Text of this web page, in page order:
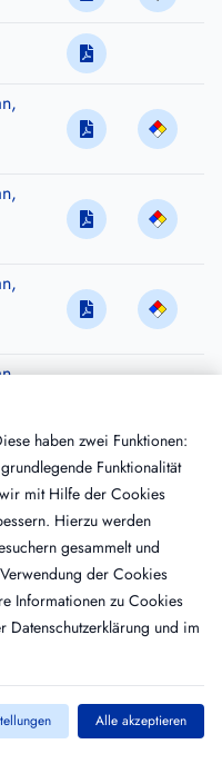
Datenschutz
haben zwei Funktionen:
Funktionalität
mit Hilfe der Cookies
Hierzu werden
gesammelt und
der Cookies
Informationen zu Cookies
Datenschutzerklärung und im
Alle akzeptieren